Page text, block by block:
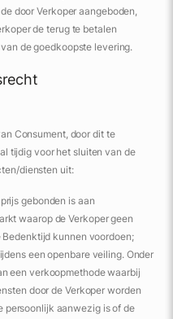
door Verkoper aangeboden,
de terug te betalen
de goedkoopste levering.
Consument, door dit te
tijdig voor het sluiten van de
diensten uit:
gebonden is aan
waarop de Verkoper geen
kunnen voordoen;
een openbare veiling. Onder
een verkoopmethode waarbij
door de Verkoper worden
persoonlijk aanwezig is of de